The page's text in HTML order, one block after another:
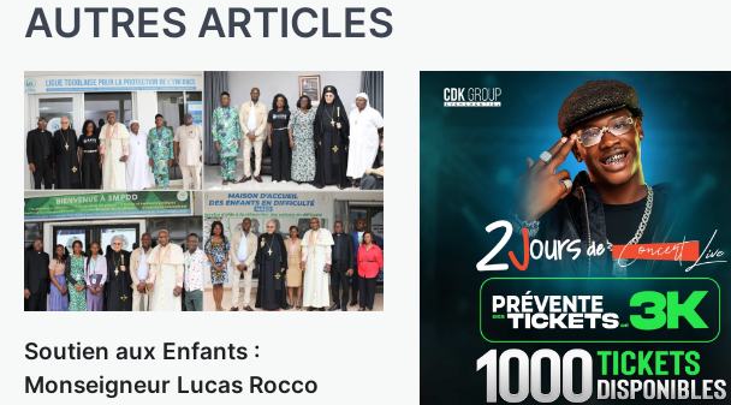
AUTRES ARTICLES
Soutien aux Enfants :
Monseigneur Lucas Rocco